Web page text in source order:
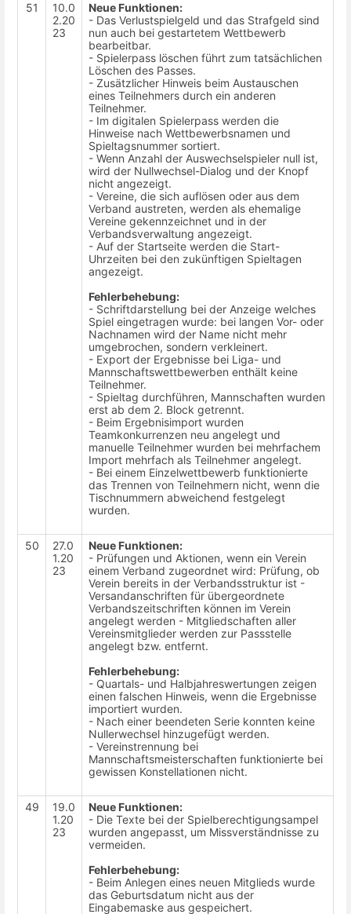
51
10.0
2.20
23
Neue Funktionen:
- Das Verlustspielgeld und das Strafgeld sind
nun auch bei gestartetem Wettbewerb
bearbeitbar.
- Spielerpass löschen führt zum tatsächlichen
Löschen des Passes.
- Zusätzlicher Hinweis beim Austauschen
eines Teilnehmers durch ein anderen
Teilnehmer.
- Im digitalen Spielerpass werden die
Hinweise nach Wettbewerbsnamen und
Spieltagsnummer sortiert.
- Wenn Anzahl der Auswechselspieler null ist,
wird der Nullwechsel-Dialog und der Knopf
nicht angezeigt.
- Vereine, die sich auflösen oder aus dem
Verband austreten, werden als ehemalige
Vereine gekennzeichnet und in der
Verbandsverwaltung angezeigt.
- Auf der Startseite werden die Start-
Uhrzeiten bei den zukünftigen Spieltagen
angezeigt.
Fehlerbehebung:
- Schriftdarstellung bei der Anzeige welches
Spiel eingetragen wurde: bei langen Vor- oder
Nachnamen wird der Name nicht mehr
umgebrochen, sondern verkleinert.
- Export der Ergebnisse bei Liga- und
Mannschaftswettbewerben enthält keine
Teilnehmer.
- Spieltag durchführen, Mannschaften wurden
erst ab dem 2. Block getrennt.
- Beim Ergebnisimport wurden
Teamkonkurrenzen neu angelegt und
manuelle Teilnehmer wurden bei mehrfachem
Import mehrfach als Teilnehmer angelegt.
- Bei einem Einzelwettbewerb funktionierte
das Trennen von Teilnehmern nicht, wenn die
Tischnummern abweichend festgelegt
wurden.
50
27.0
1.20
23
Neue Funktionen:
- Prüfungen und Aktionen, wenn ein Verein
einem Verband zugeordnet wird: Prüfung, ob
Verein bereits in der Verbandsstruktur ist -
Versandanschriften für übergeordnete
Verbandszeitschriften können im Verein
angelegt werden - Mitgliedschaften aller
Vereinsmitglieder werden zur Passstelle
angelegt bzw. entfernt.
Fehlerbehebung:
- Quartals- und Halbjahreswertungen zeigen
einen falschen Hinweis, wenn die Ergebnisse
importiert wurden.
- Nach einer beendeten Serie konnten keine
Nullerwechsel hinzugefügt werden.
- Vereinstrennung bei
Mannschaftsmeisterschaften funktionierte bei
gewissen Konstellationen nicht.
49
19.0
1.20
23
Neue Funktionen:
- Die Texte bei der Spielberechtigungsampel
wurden angepasst, um Missverständnisse zu
vermeiden.
Fehlerbehebung:
- Beim Anlegen eines neuen Mitglieds wurde
das Geburtsdatum nicht aus der
Eingabemaske aus gespeichert.